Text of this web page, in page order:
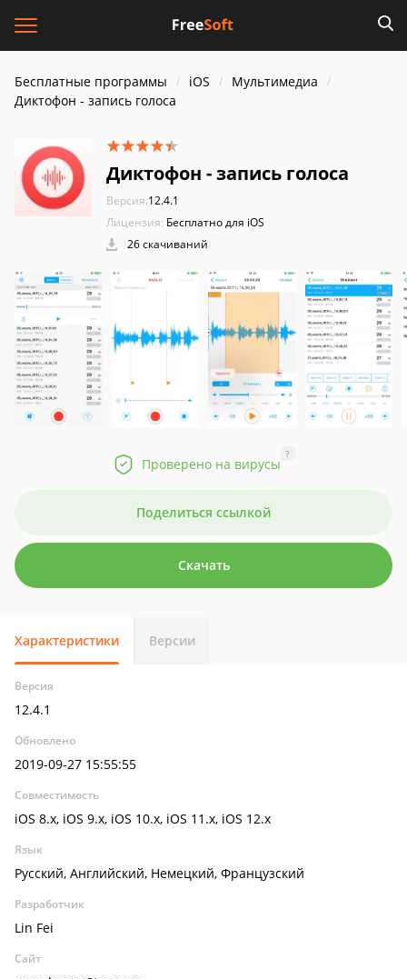
Бесплатные программы iOS
Мультимедиа
Диктофон - запись голоса
Диктофон - запись голоса
Версия:12.4.1
Лицензия: Бесплатно для iOS
26 скачиваний
Проверено на вирусы
?
Поделиться ссылкой
Скачать
Характеристики Версии
Версия
12.4.1
Обновлено
2019-09-27 15:55:55
Совместимость
iOS 8.x, iOS 9.x, iOS 10.x, iOS 11.x, iOS 12.x
Язык
Русский, Английский, Немецкий, Французский
Разработчик
Lin Fei
Сайт